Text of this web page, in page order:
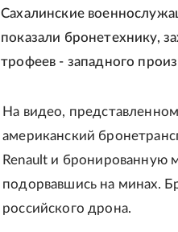
Сахалинские
показали бронетехнику,
трофеев - западного
На видео, представленном
американский
Renault и бронированную
подорвавшись на минах.
российского дрона.